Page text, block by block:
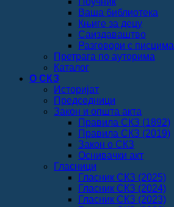
Ваша библиотека
Књиге за децу
Саиздаваштво
Разговори с писцима
Претрага по ауторима
Каталог
О СКЗ
Историјат
Председници
Закон и општа акта
Правила СКЗ (1892)
Правила СКЗ (2019)
Закон о СКЗ
Оснивачки акт
Гласници
Гласник СКЗ (2025)
Гласник СКЗ (2024)
Гласник СКЗ (2023)